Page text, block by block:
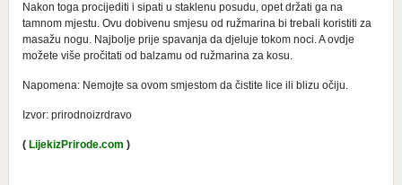
Nakon toga procijediti i sipati u staklenu posudu, opet držati ga na
tamnom mjestu. Ovu dobivenu smjesu od ružmarina bi trebali koristiti za
masažu nogu. Najbolje prije spavanja da djeluje tokom noci. A ovdje
možete više pročitati od balzamu od ružmarina za kosu.
Napomena: Nemojte sa ovom smjestom da čistite lice ili blizu očiju.
Izvor: prirodnoizrdravo
( LijekizPrirode.com )